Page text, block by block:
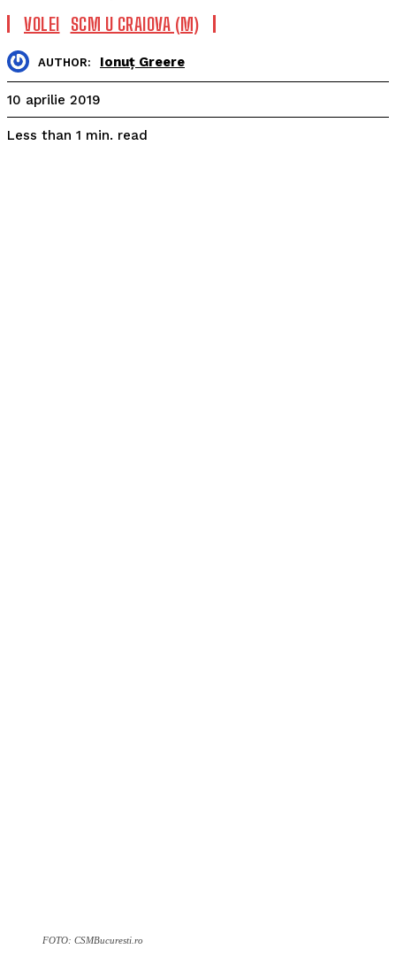
VOLEI SCM U CRAIOVA (M)
AUTHOR: Ionuț Greere
10 aprilie 2019
Less than 1 min. read
FOTO: CSMBucuresti.ro